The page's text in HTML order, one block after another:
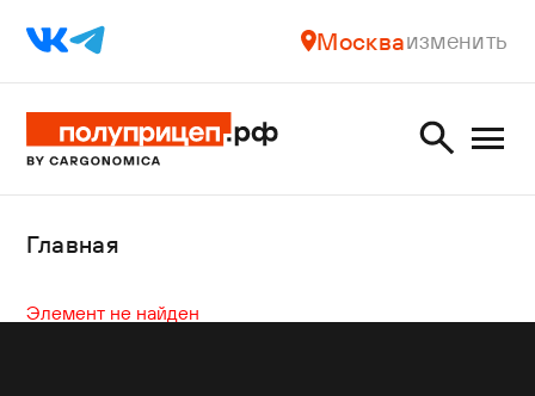
Москваизменить
Главная
Элемент не найден